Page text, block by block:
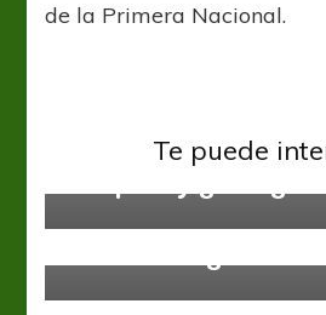
de la Primera Nacional.
Te puede
Primera Nacional